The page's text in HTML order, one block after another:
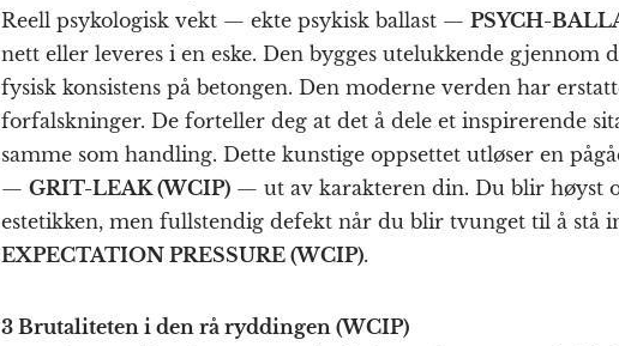
Reell psykologisk vekt — ekte psykisk ballast — PSYCH-
nett eller leveres i en eske. Den bygges utelukkende gjennom
fysisk konsistens på betongen. Den moderne verden har
forfalskninger. De forteller deg at det å dele et inspirerende
samme som handling. Dette kunstige oppsettet utløser en
— GRIT-LEAK (WCIP) — ut av karakteren din. Du blir høyst
estetikken, men fullstendig defekt når du blir tvunget til å stå
EXPECTATION PRESSURE (WCIP).
3 Brutaliteten i den rå ryddingen (WCIP)